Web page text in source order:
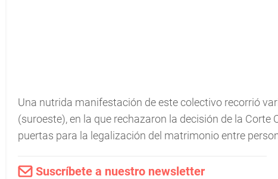
Una nutrida manifestación de este colectivo recorrió
(suroeste), en la que rechazaron la decisión de la
puertas para la legalización del matrimonio entre
Suscríbete a nuestro newsletter